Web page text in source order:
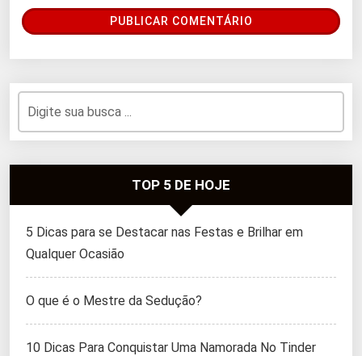
TOP 5 DE HOJE
5 Dicas para se Destacar nas Festas e Brilhar em
Qualquer Ocasião
O que é o Mestre da Sedução?
10 Dicas Para Conquistar Uma Namorada No Tinder